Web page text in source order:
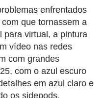
enfrentados
que tornassem a
para virtual, a pintura
vídeo nas redes
com grandes
com o azul escuro
em azul claro e
os sidepods.